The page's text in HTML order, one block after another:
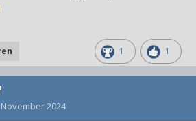
1 1
2024